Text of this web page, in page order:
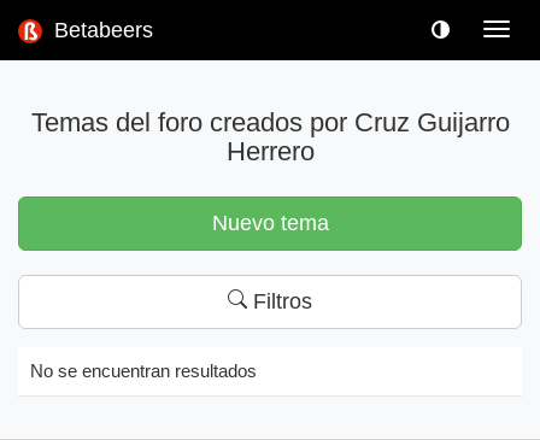
Betabeers
Temas del foro creados por Cruz Guijarro
Herrero
Nuevo tema
Filtros
No se encuentran resultados